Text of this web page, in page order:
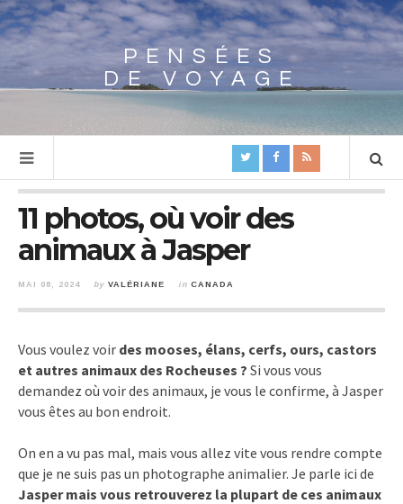
Array
PENSÉES
DE VOYAGE
11 photos, où voir des
animaux à Jasper
MAI 08, 2024 by VALÉRIANE in CANADA
Vous voulez voir des mooses, élans, cerfs, ours, castors
et autres animaux des Rocheuses ? Si vous vous
demandez où voir des animaux, je vous le confirme, à Jasper
vous êtes au bon endroit.
On en a vu pas mal, mais vous allez vite vous rendre compte
que je ne suis pas un photographe animalier. Je parle ici de
Jasper mais vous retrouverez la plupart de ces animaux